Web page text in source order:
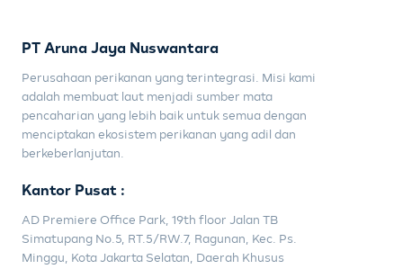
PT Aruna Jaya Nuswantara
Perusahaan perikanan yang terintegrasi. Misi kami
adalah membuat laut menjadi sumber mata
pencaharian yang lebih baik untuk semua dengan
menciptakan ekosistem perikanan yang adil dan
berkeberlanjutan.
Kantor Pusat :
AD Premiere Office Park, 19th floor Jalan TB
Simatupang No.5, RT.5/RW.7, Ragunan, Kec. Ps.
Minggu, Kota Jakarta Selatan, Daerah Khusus